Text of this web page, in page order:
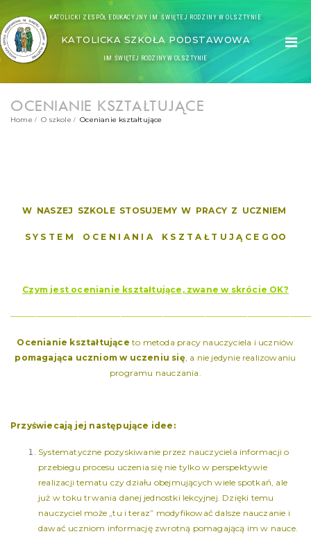
KATOLICKI ZESPÓŁ EDUKACYJNY IM. ŚWIĘTEJ RODZINY W OLSZTYNIE
KATOLICKA SZKOŁA PODSTAWOWA
IM. ŚWIĘTEJ RODZINY W OLSZTYNIE
OCENIANIE KSZTAŁTUJĄCE
Home O szkole Ocenianie kształtujące
W NASZEJ SZKOLE STOSUJEMY W PRACY Z UCZNIEM
S Y S T E M O C E N I A N I A K S Z T A Ł T U J Ą C E G OO
Czym jest ocenianie kształtujące, zwane w skrócie OK?
Ocenianie kształtujące to metoda pracy nauczyciela i uczniów
pomagająca uczniom w uczeniu się, a nie jedynie realizowaniu
programu nauczania.
Przyświecają jej następujące idee:
Systematyczne pozyskiwanie przez nauczyciela informacji o
przebiegu procesu uczenia się nie tylko w perspektywie
realizacji tematu czy działu obejmujących wiele spotkań, ale
już w toku trwania danej jednostki lekcyjnej. Dzięki temu
nauczyciel może „tu i teraz” modyfikować dalsze nauczanie i
dawać uczniom informację zwrotną pomagającą im w nauce.